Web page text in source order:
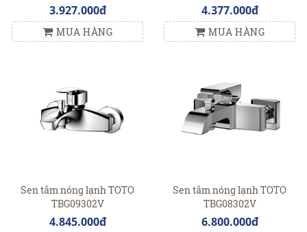
3.927.000đ
MUA HÀNG
4.377.000đ
MUA HÀNG
Sen tắm nóng lạnh TOTO
TBG09302V
4.845.000đ
Sen tắm nóng lạnh TOTO
TBG08302V
6.800.000đ